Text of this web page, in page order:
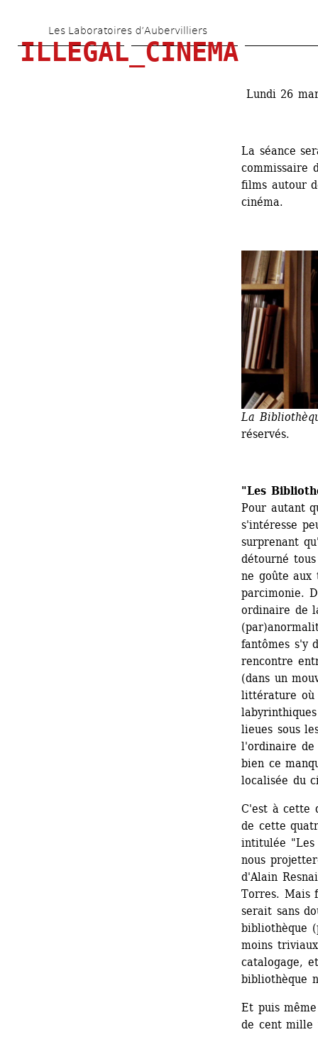
au
contenu
Les Laboratoires d’Aubervilliers
ILLEGAL_CINEMA
Lundi 26
La séance
commissaire
films autour
cinéma.
La
réservés.
"Les
Pour autant
s'intéresse
surprenant
détourné
ne goûte aux
parcimonie.
ordinaire de
fantômes s'y
rencontre
(dans un
littérature où
lieues sous
l'ordinaire de
bien ce
localisée du
C'est à cette
de cette
intitulée "Les
nous
d'Alain
Torres. Mais
serait sans
bibliothèque
moins
catalogage,
bibliothèque
Et puis
de cent mille